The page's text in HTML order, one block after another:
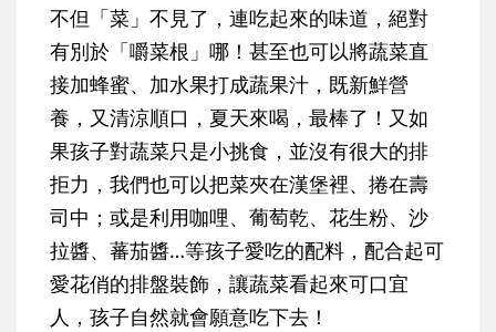
不但「菜」不見了，連吃起來的味道，絕對
有別於「嚼菜根」哪！甚至也可以將蔬菜直
接加蜂蜜、加水果打成蔬果汁，既新鮮營
養，又清涼順口，夏天來喝，最棒了！又如
果孩子對蔬菜只是小挑食，並沒有很大的排
拒力，我們也可以把菜夾在漢堡裡、捲在壽
司中；或是利用咖哩、葡萄乾、花生粉、沙
拉醬、蕃茄醬…等孩子愛吃的配料，配合起可
愛花俏的排盤裝飾，讓蔬菜看起來可口宜
人，孩子自然就會願意吃下去！